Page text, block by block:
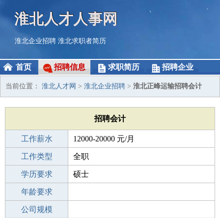
淮北人才人事网
淮北企业招聘 淮北求职者简历
首页 招聘信息 求职简历 招聘企业
当前位置： 淮北人才网 > 淮北企业招聘 > 淮北正峰运输招聘会计
招聘会计
工作薪水 12000-20000 元/月
招聘人数 1人
工作类型 全职
性别要求 -
学历要求 硕士
工作经验
年龄要求
工作地点
公司规模